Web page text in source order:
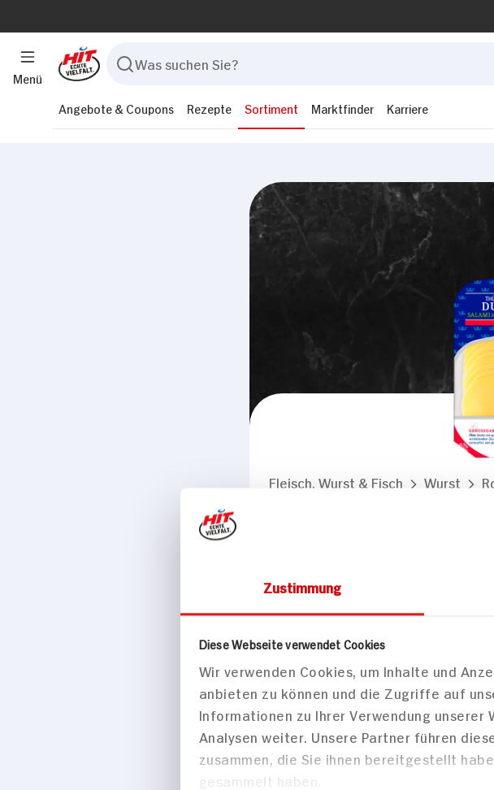
Zustimmung
Diese Webseite verwendet Cookies
Wir verwenden Cookies, um Inhalte und
anbieten zu können und die Zugriffe auf
Informationen zu Ihrer Verwendung unserer
Analysen weiter. Unsere Partner führen
zusammen, die Sie ihnen bereitgestellt
gesammelt haben.
Menü
Angebote & Coupons Rezepte Sortiment Marktfinder Karriere
Fleisch, Wurst & Fisch Wurst
Marke
Die Thüringer